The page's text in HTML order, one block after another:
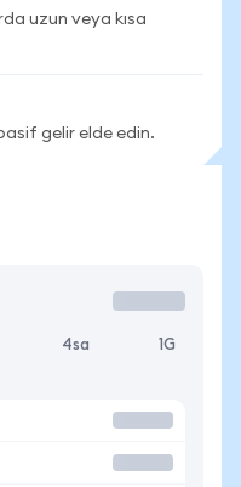
uzun veya kısa
gelir elde edin.
4sa 1G